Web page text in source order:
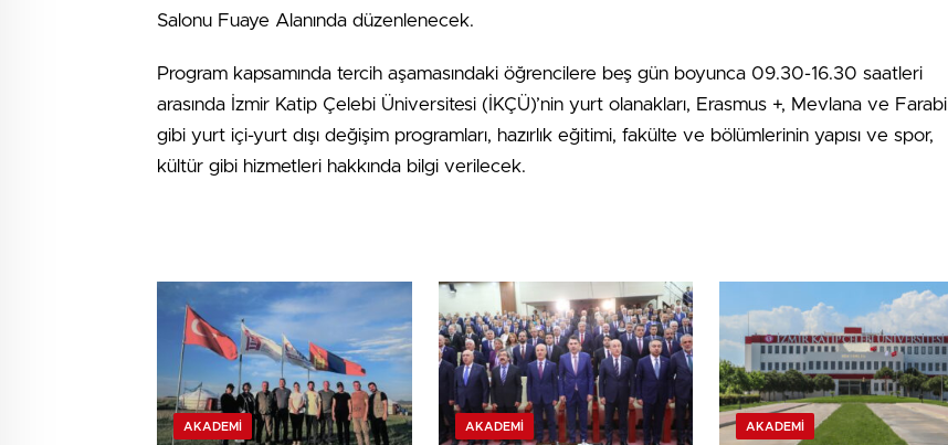
Salonu Fuaye Alanında düzenlenecek.
Program kapsamında tercih aşamasındaki öğrencilere beş gün boyunca 09.30-16.30 saatleri
arasında İzmir Katip Çelebi Üniversitesi (İKÇÜ)’nin yurt olanakları, Erasmus +, Mevlana ve Farabi
gibi yurt içi-yurt dışı değişim programları, hazırlık eğitimi, fakülte ve bölümlerinin yapısı ve spor,
kültür gibi hizmetleri hakkında bilgi verilecek.
AKADEMI AKADEMI AKADEMI